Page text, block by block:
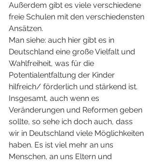
Außerdem gibt es viele verschiedene
freie Schulen mit den verschiedensten
Ansätzen.
Man siehe: auch hier gibt es in
Deutschland eine große Vielfalt und
Wahlfreiheit, was für die
Potentialentfaltung der Kinder
hilfreich/ förderlich und stärkend ist.
Insgesamt, auch wenn es
Veränderungen und Reformen geben
sollte, so sehe ich doch auch, dass
wir in Deutschland viele Möglichkeiten
haben. Es ist viel mehr an uns
Menschen, an uns Eltern und